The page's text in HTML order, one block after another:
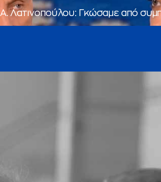
Α. Λατινοπούλου: Γκώσαμε από